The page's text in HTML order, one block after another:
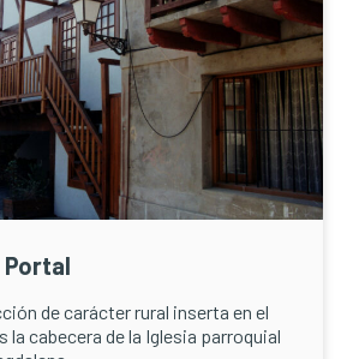
Portal
de carácter rural inserta en el
la cabecera de la Iglesia parroquial